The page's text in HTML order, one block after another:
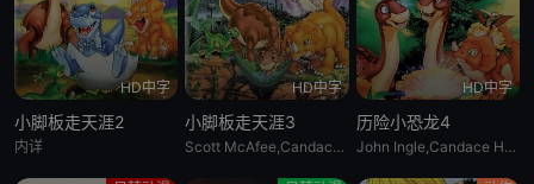
HD中字
小脚板走天涯2
内详
HD中字
小脚板走天涯3
Scott McAfee,Candace Hutson,Heather Hogan
HD中字
历险小恐龙4
John Ingle,Candace Hutson,Heather Hogan,Rob Paulsen,Jeff Bennett,Scott McAfee,Carol Bruce